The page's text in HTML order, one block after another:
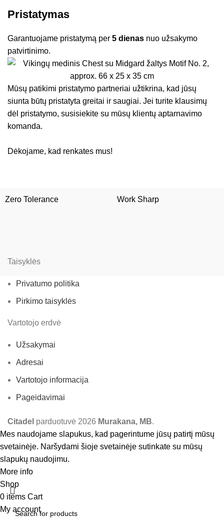
Pristatymas
Garantuojame pristatymą per5 dienas nuo užsakymo
patvirtinimo.
Mūsų patikimi pristatymo partneriai užtikrina, kad jūsų
siunta būtų pristatyta greitai ir saugiai. Jei turite klausimų
dėl pristatymo, susisiekite su mūsų klientų aptarnavimo
komanda.
Dėkojame, kad renkates mus!
Zero Tolerance Work Sharp
Taisyklės
Privatumo politika
Pirkimo taisyklės
Vartotojo erdvė
Užsakymai
Adresai
Vartotojo informacija
Pageidavimai
Citadel parduotuvė 2026 Murakana, MB.
Mes naudojame slapukus, kad pagerintume jūsų patirtį mūsų
svetainėje. Naršydami šioje svetainėje sutinkate su mūsų
slapukų naudojimu.
More info
Shop
0 items Cart
My account